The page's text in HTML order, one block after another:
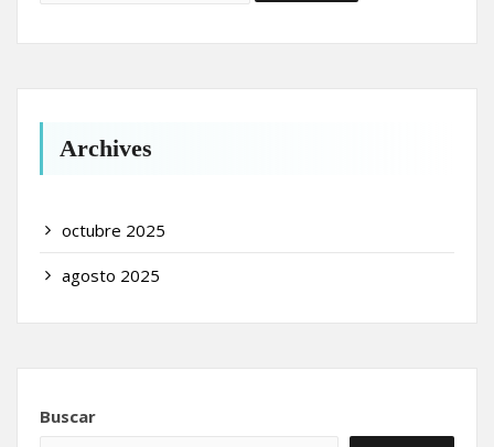
Archives
octubre 2025
agosto 2025
Buscar